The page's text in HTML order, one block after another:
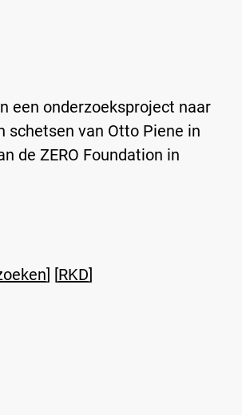
een onderzoeksproject naar
schetsen van Otto Piene in
de ZERO Foundation in
] [RKD]